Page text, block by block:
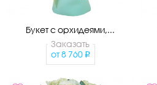
Букет с орхидеями,...
Заказать
от 8 760